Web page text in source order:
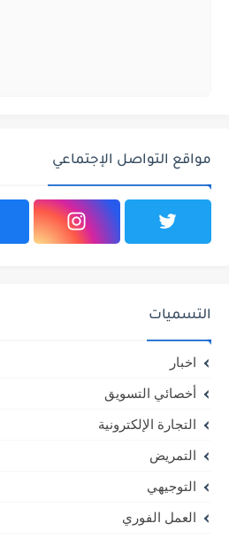
مواقع التواصل الإجتماعي
التسميات
اخبار
أخصائي التسويق
التجارة الإلكترونية
التمريض
التوجيهي
العمل الفوري